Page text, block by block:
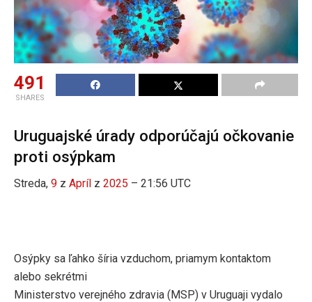
491
SHARES
Uruguajské úrady odporúčajú očkovanie
proti osýpkam
Streda, 9 z Apríl z 2025 – 21:56 UTC
Osýpky sa ľahko šíria vzduchom, priamym kontaktom
alebo sekrétmi
Ministerstvo verejného zdravia (MSP) v Uruguaji vydalo